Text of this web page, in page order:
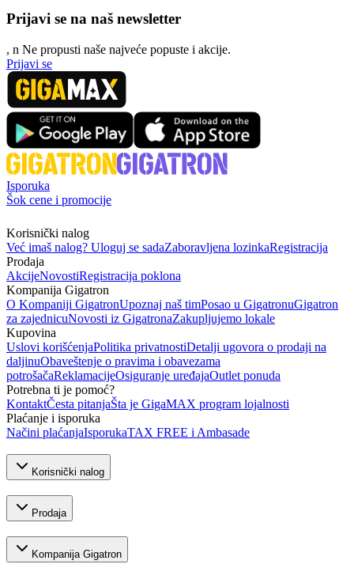
Prijavi se na naš newsletter
, n Ne propusti naše najveće popuste i akcije.
Prijavi se
Isporuka
Šok cene i promocije
Korisnički nalog
Već imaš nalog? Uloguj se sadaZaboravljena lozinkaRegistracija
Prodaja
AkcijeNovostiRegistracija poklona
Kompanija Gigatron
O Kompaniji GigatronUpoznaj naš timPosao u GigatronuGigatron
za zajednicuNovosti iz GigatronaZakupljujemo lokale
Kupovina
Uslovi korišćenjaPolitika privatnostiDetalji ugovora o prodaji na
daljinuObaveštenje o pravima i obavezama
potrošačaReklamacijeOsiguranje uređajaOutlet ponuda
Potrebna ti je pomoć?
KontaktČesta pitanjaŠta je GigaMAX program lojalnosti
Plaćanje i isporuka
Načini plaćanjaIsporukaTAX FREE i Ambasade
Korisnički nalog
Prodaja
Kompanija Gigatron